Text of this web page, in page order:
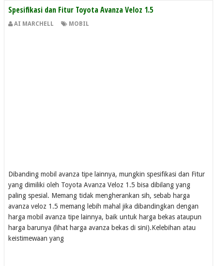
Spesifikasi dan Fitur Toyota Avanza Veloz 1.5
AI MARCHELL MOBIL
Dibanding mobil avanza tipe lainnya, mungkin spesifikasi dan Fitur
yang dimiliki oleh Toyota Avanza Veloz 1.5 bisa dibilang yang
paling spesial. Memang tidak mengherankan sih, sebab harga
avanza veloz 1.5 memang lebih mahal jika dibandingkan dengan
harga mobil avanza tipe lainnya, baik untuk harga bekas ataupun
harga barunya (lihat harga avanza bekas di sini).Kelebihan atau
keistimewaan yang